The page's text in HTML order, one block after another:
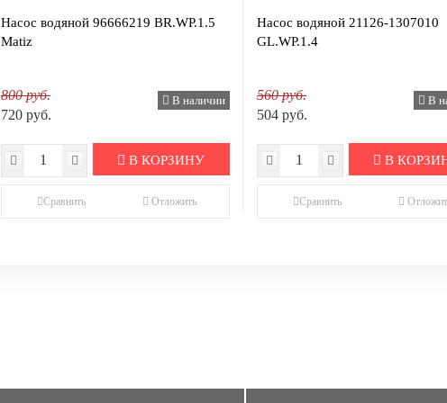
Насос водяной 96666219 BR.WP.1.5
Matiz
800 руб.
720 руб.
В наличии
В КОРЗИНУ
Сравнить Отложить
Насос водяной 21126-1307010
GL.WP.1.4
560 руб.
504 руб.
В
В
Сравнить